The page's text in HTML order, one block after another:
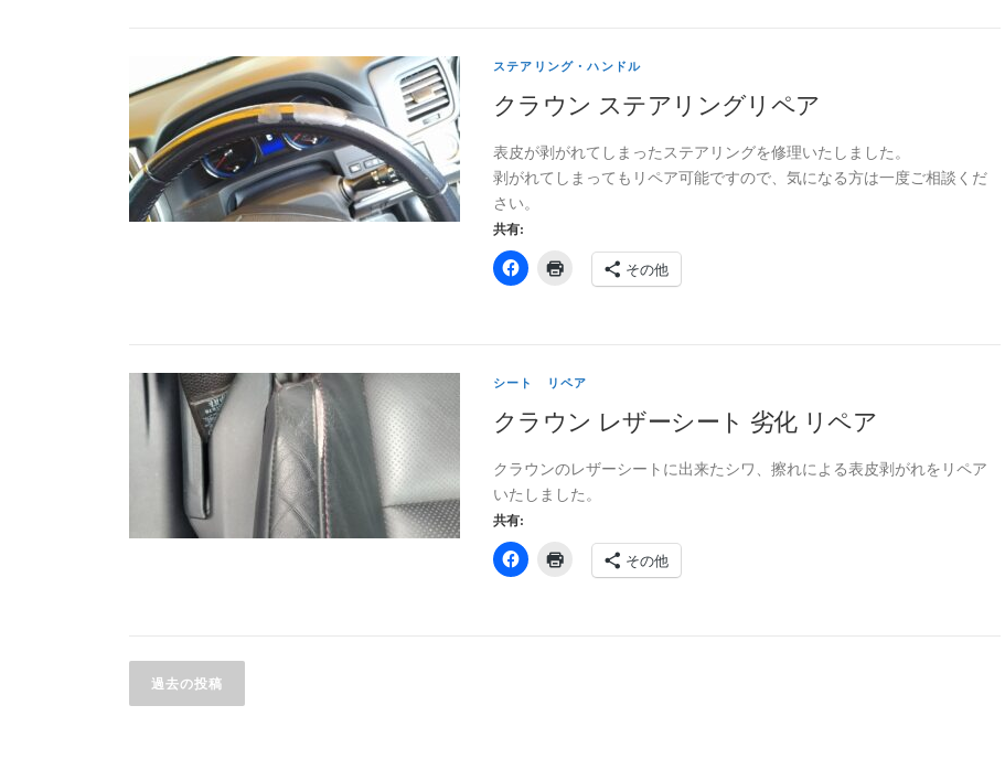
ステアリング・ハンドル
クラウン ステアリングリペア
表皮が剥がれてしまったステアリングを修理いたしました。
剥がれてしまってもリペア可能ですので、気になる方は一度ご相談くだ
さい。
共有:
その他
シート リペア
クラウン レザーシート 劣化 リペア
クラウンのレザーシートに出来たシワ、擦れによる表皮剥がれをリペア
いたしました。
共有:
その他
投
稿過去の投稿